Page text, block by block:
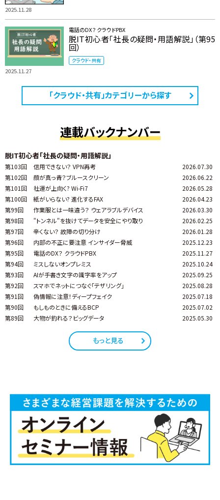
2025.11.28
2025.11.27
電話のDX？ クラウドPBX
脱IT初心者「社長の疑問・用語解説」（第95
回）
クラウド・共有
「クラウド・共有」カテゴリーから探す
連載バックナンバー
脱IT初心者「社長の疑問・用語解説」
第103回 信用できない？ VPN再考
2026.07.30
第102回
顔が真っ青？ブルースクリーン
2026.06.22
第101回
社運が上向く? Wi-Fi7
2026.05.28
第100回
紙がいらない? 進化するFAX
2026.04.23
第99回
作業服とは一味違う？ ウェアラブルデバイス
2026.03.30
第98回
"トンネル"を抜けてデータを安全にやり取り
2026.02.25
第97回
辛くない？ 故障の切り分け
2026.01.28
第96回
内部の不正に要注意 インサイダー脅威
2025.12.23
第95回
電話のDX？ クラウドPBX
2025.11.27
第94回
ミスしないオンプレミス
2025.10.24
第93回
AIが手書き文字の識字率をアップ
2025.09.25
第92回
スマホでネットにつなぐ「テザリング」
2025.08.28
第91回
偽情報に注意！ディープフェイク
2025.07.18
第90回
もしものときに備えるBCP
2025.07.02
第89回
大物が釣れる？ビッグデータ 2025.05.30
もっと見る